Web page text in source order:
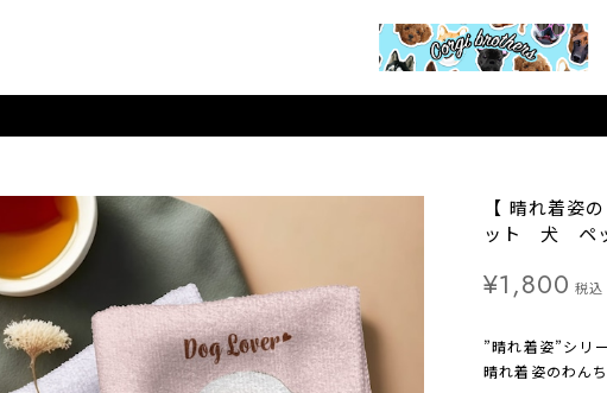
【 晴れ着姿
ット 犬 ペ
¥1,800 税込
”晴れ着姿”シリ
晴れ着姿のわん